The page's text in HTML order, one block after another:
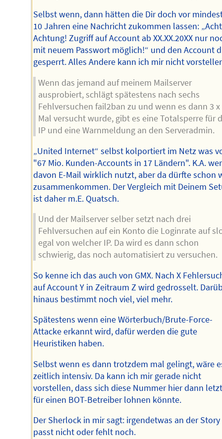
Selbst wenn, dann hätten die Dir doch vor
10 Jahren eine Nachricht zukommen lassen:
Achtung! Zugriff auf Account ab XX.XX.20XX nur
mit neuem Passwort möglich!“ und den Account
gesperrt. Alles Andere kann ich mir nicht
Wenn das jemand auf meinem Mailserver
ausprobiert, schlägt spätestens nach sechs
Fehlversuchen fail2ban zu und wenn es dann 3 x
Mal versucht wurde, gibt es eine Totalsperre für
IP und eine Warnmeldung an den Serveradmin.
„United Internet“ selbst kolportiert im Netz was
"67 Mio. Kunden-Accounts in 17 Ländern". K.A. wer
davon E-Mail wirklich nutzt, aber da dürfte schon
zusammenkommen. Der Vergleich mit Deinem
ist daher m.E. Quatsch.
Und der Mailserver selber setzt nach drei
Fehlversuchen auf ein Konto die Loginrate auf
egal von welcher IP. Da wird es dann schon
schwierig, das noch automatisiert zu versuchen.
So kenne ich das auch von GMX. Nach X
auf Account Y in Zeitraum Z wird gedrosselt.
hinaus bestimmt noch viel, viel mehr.
Spätestens wenn eine Wörterbuch/Brute-Force-
Attacke erkannt wird, dafür werden die gute
Heuristiken haben.
Selbst wenn es dann trotzdem mal gelingt, wäre
zeitlich intensiv. Da kann ich mir gerade nicht
vorstellen, dass sich diese Nummer hier dann
für einen BOT-Betreiber lohnen könnte.
Der Sherlock in mir sagt: irgendetwas an der Story
passt nicht oder fehlt noch.